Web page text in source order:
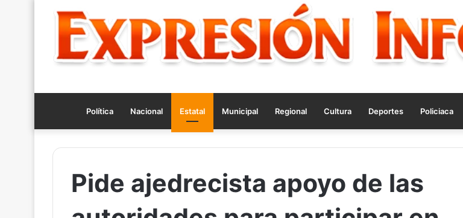
Política Nacional Estatal Municipal Regional Cultura Deportes Policiaca
Pide ajedrecista apoyo de las